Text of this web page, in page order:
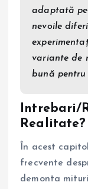
adaptată
nevoile
variante de
bună pentru
Intrebari/
Realitate?
În acest
frecvente
demonta